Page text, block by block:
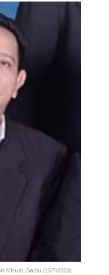
MHum, Sabtu (15/7/2023).